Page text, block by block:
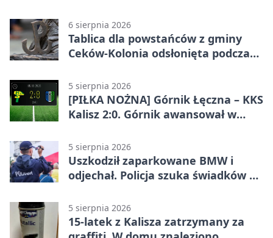
6 sierpnia 2026
Tablica dla powstańców z gminy
Ceków-Kolonia odsłonięta podczas
5 sierpnia 2026
[PIŁKA NOŻNA] Górnik Łęczna – KKS
Kalisz 2:0. Górnik awansował w
5 sierpnia 2026
Uszkodził zaparkowane BMW i
odjechał. Policja szuka świadków w
5 sierpnia 2026
15-latek z Kalisza zatrzymany za